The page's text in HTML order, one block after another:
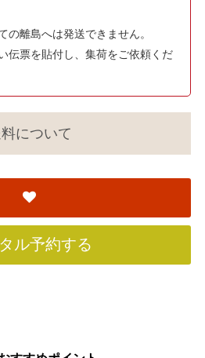
の離島へは発送できません。
伝票を貼付し、集荷をご依頼くだ
について
ル予約する